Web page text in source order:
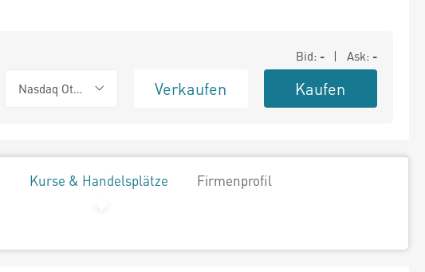
Bid: - | Ask: -
Nasdaq Other OTC Verkaufen Kaufen
Kurse & Handelsplätze Firmenprofil